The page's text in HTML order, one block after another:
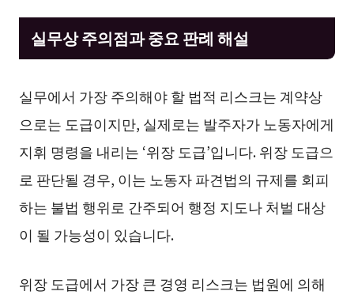
실무상 주의점과 중요 판례 해설
실무에서 가장 주의해야 할 법적 리스크는 계약상
으로는 도급이지만, 실제로는 발주자가 노동자에게
지휘 명령을 내리는 ‘위장 도급’입니다. 위장 도급으
로 판단될 경우, 이는 노동자 파견법의 규제를 회피
하는 불법 행위로 간주되어 행정 지도나 처벌 대상
이 될 가능성이 있습니다.
위장 도급에서 가장 큰 경영 리스크는 법원에 의해